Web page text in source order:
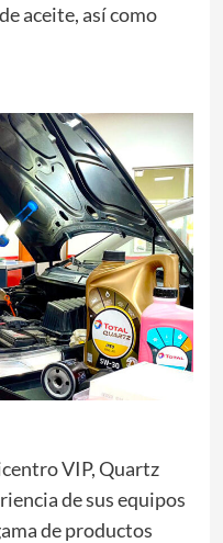
aceite, así como
VIP, Quartz
de sus equipos
de productos